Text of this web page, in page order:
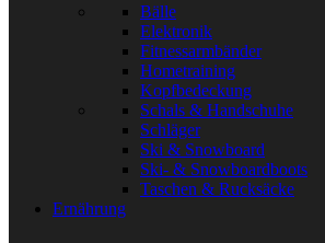
Bälle
Elektronik
Fitnessarmbänder
Hometraining
Kopfbedeckung
Schals & Handschuhe
Schläger
Ski & Snowboard
Ski- & Snowboardboots
Taschen & Rucksäcke
Ernährung